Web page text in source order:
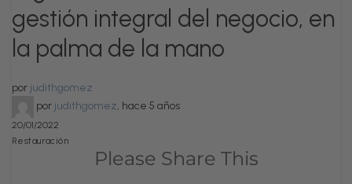
gestión integral del negocio, en
la palma de la mano
por judithgomez
por judithgomez, hace 5 años
20/01/2022
Restauración
Please Share This